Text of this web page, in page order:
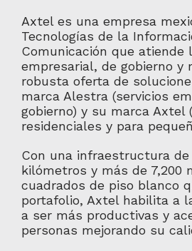
Axtel es una empresa
Tecnologías de la
Comunicación que atiende
empresarial, de gobierno y
robusta oferta de
marca Alestra (servicios
gobierno) y su marca Axtel
residenciales y para
Con una infraestructura
kilómetros y más de 7,200
cuadrados de piso blanco
portafolio, Axtel habilita a
a ser más productivas y
personas mejorando su